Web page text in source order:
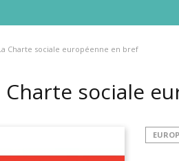
Charte sociale européenne en bref
Charte sociale